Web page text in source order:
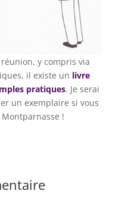
y compris via
il existe un livre
pratiques. Je serai
un exemplaire si vous
!